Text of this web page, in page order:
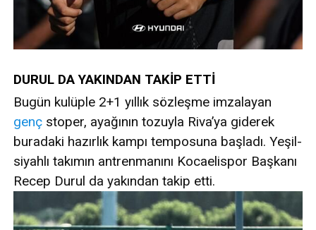
DURUL DA YAKINDAN TAKİP ETTİ
Bugün kulüple 2+1 yıllık sözleşme imzalayan
genç stoper, ayağının tozuyla Riva’ya giderek
buradaki hazırlık kampı temposuna başladı. Yeşil-
siyahlı takımın antrenmanını Kocaelispor Başkanı
Recep Durul da yakından takip etti.